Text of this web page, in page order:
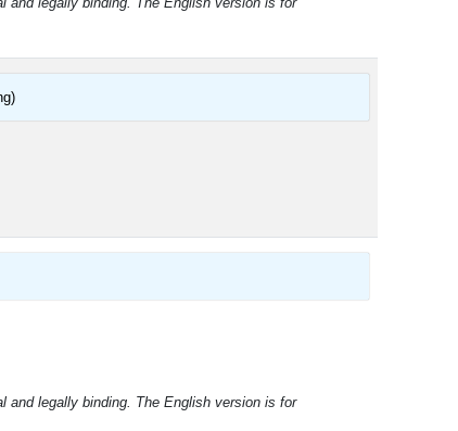
and legally binding. The English version is for